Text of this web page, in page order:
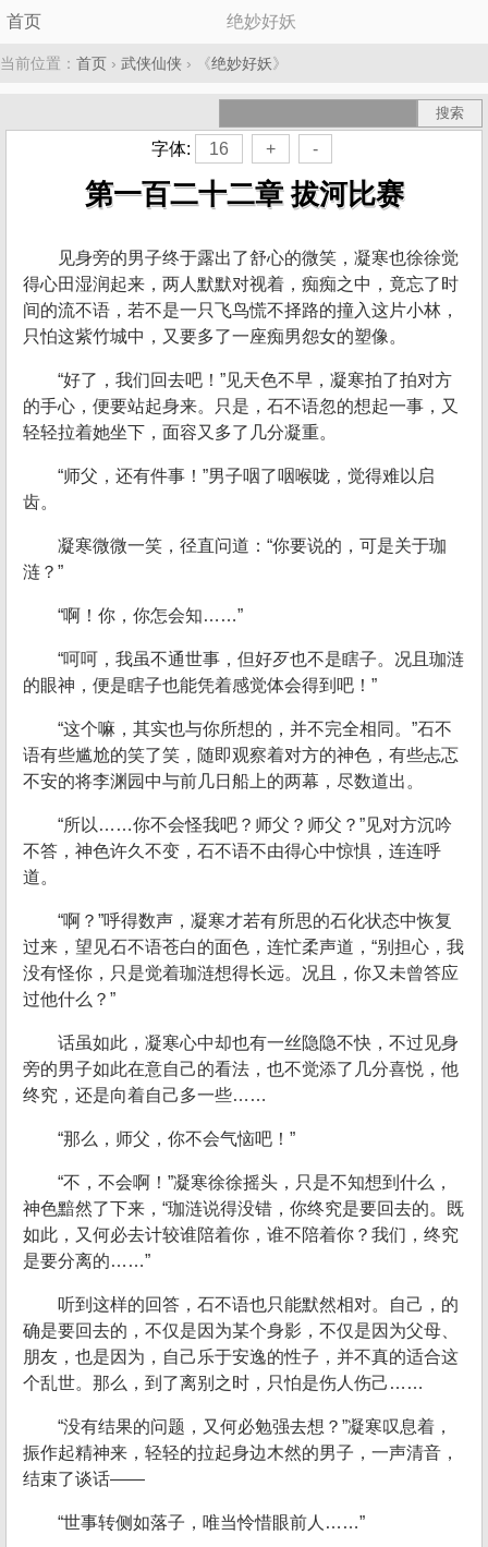
首页 绝妙好妖
当前位置： 首页 › 武侠仙侠 › 《绝妙好妖》
字体: 16 + -
第一百二十二章 拔河比赛
见身旁的男子终于露出了舒心的微笑，凝寒也徐徐觉
得心田湿润起来，两人默默对视着，痴痴之中，竟忘了时
间的流不语，若不是一只飞鸟慌不择路的撞入这片小林，
只怕这紫竹城中，又要多了一座痴男怨女的塑像。
“好了，我们回去吧！”见天色不早，凝寒拍了拍对方
的手心，便要站起身来。只是，石不语忽的想起一事，又
轻轻拉着她坐下，面容又多了几分凝重。
“师父，还有件事！”男子咽了咽喉咙，觉得难以启
齿。
凝寒微微一笑，径直问道：“你要说的，可是关于珈
涟？”
“啊！你，你怎会知……”
“呵呵，我虽不通世事，但好歹也不是瞎子。况且珈涟
的眼神，便是瞎子也能凭着感觉体会得到吧！”
“这个嘛，其实也与你所想的，并不完全相同。”石不
语有些尴尬的笑了笑，随即观察着对方的神色，有些忐忑
不安的将李渊园中与前几日船上的两幕，尽数道出。
“所以……你不会怪我吧？师父？师父？”见对方沉吟
不答，神色许久不变，石不语不由得心中惊惧，连连呼
道。
“啊？”呼得数声，凝寒才若有所思的石化状态中恢复
过来，望见石不语苍白的面色，连忙柔声道，“别担心，我
没有怪你，只是觉着珈涟想得长远。况且，你又未曾答应
过他什么？”
话虽如此，凝寒心中却也有一丝隐隐不快，不过见身
旁的男子如此在意自己的看法，也不觉添了几分喜悦，他
终究，还是向着自己多一些……
“那么，师父，你不会气恼吧！”
“不，不会啊！”凝寒徐徐摇头，只是不知想到什么，
神色黯然了下来，“珈涟说得没错，你终究是要回去的。既
如此，又何必去计较谁陪着你，谁不陪着你？我们，终究
是要分离的……”
听到这样的回答，石不语也只能默然相对。自己，的
确是要回去的，不仅是因为某个身影，不仅是因为父母、
朋友，也是因为，自己乐于安逸的性子，并不真的适合这
个乱世。那么，到了离别之时，只怕是伤人伤己……
“没有结果的问题，又何必勉强去想？”凝寒叹息着，
振作起精神来，轻轻的拉起身边木然的男子，一声清音，
结束了谈话——
“世事转侧如落子，唯当怜惜眼前人……”